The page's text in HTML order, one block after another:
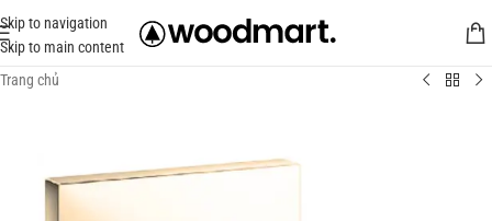
Skip to navigation
Skip to main content
Trang chủ